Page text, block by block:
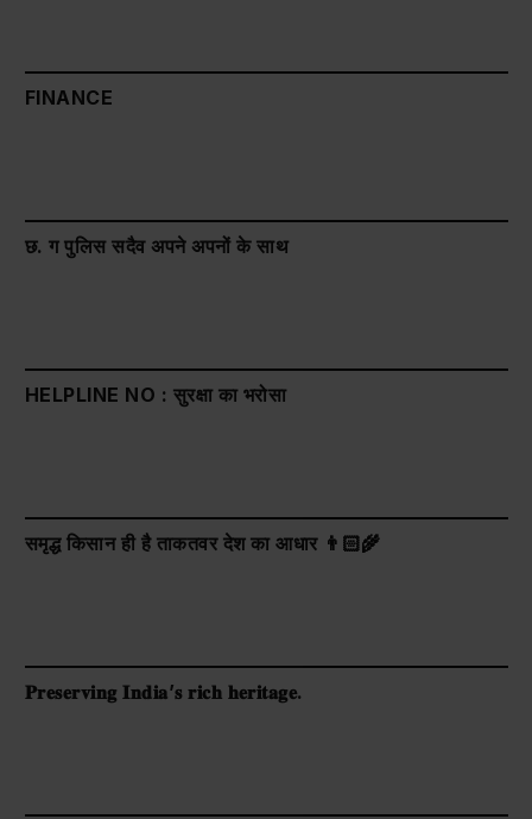
FINANCE
छ. ग पुलिस सदैव अपने अपनों के साथ
HELPLINE NO : सुरक्षा का भरोसा
समृद्ध किसान ही है ताकतवर देश का आधार 👨🏻‍🌾
𝐏𝐫𝐞𝐬𝐞𝐫𝐯𝐢𝐧𝐠 𝐈𝐧𝐝𝐢𝐚’𝐬 𝐫𝐢𝐜𝐡 𝐡𝐞𝐫𝐢𝐭𝐚𝐠𝐞.